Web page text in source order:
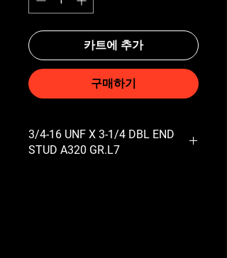
카트에 추가
구매하기
3/4-16 UNF X 3-1/4 DBL END
STUD A320 GR.L7